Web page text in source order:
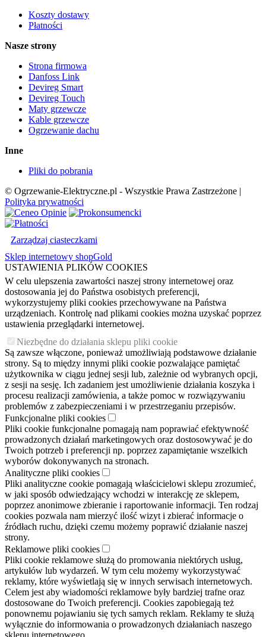
Koszty dostawy
Płatności
Nasze strony
Strona firmowa
Danfoss Link
Devireg Smart
Devireg Touch
Maty grzewcze
Kable grzewcze
Ogrzewanie dachu
Inne
Pliki do pobrania
© Ogrzewanie-Elektryczne.pl - Wszystkie Prawa Zastrzeżone |
Polityka prywatności
Zarządzaj ciasteczkami
Sklep internetowy shopGold
USTAWIENIA PLIKÓW COOKIES
W celu ulepszenia zawartości naszej strony internetowej oraz
dostosowania jej do Państwa osobistych preferencji,
wykorzystujemy pliki cookies przechowywane na Państwa
urządzeniach. Kontrolę nad plikami cookies można uzyskać poprzez
ustawienia przeglądarki internetowej.
Niezbędne do działania sklepu pliki cookie
Są zawsze włączone, ponieważ umożliwiają podstawowe działanie
strony. Są to między innymi pliki cookie pozwalające pamiętać
użytkownika w ciągu jednej sesji lub, zależnie od wybranych opcji,
z sesji na sesję. Ich zadaniem jest umożliwienie działania koszyka i
procesu realizacji zamówienia, a także pomoc w rozwiązywaniu
problemów z zabezpieczeniami i w przestrzeganiu przepisów.
Funkcjonalne pliki cookies
Pliki cookie funkcjonalne pomagają nam poprawiać efektywność
prowadzonych działań marketingowych oraz dostosowywać je do
Twoich potrzeb i preferencji np. poprzez zapamiętanie wszelkich
wyborów dokonywanych na stronach.
Analityczne pliki cookies
Pliki analityczne cookie pomagają właścicielowi sklepu zrozumieć,
w jaki sposób odwiedzający wchodzi w interakcję ze sklepem,
poprzez anonimowe zbieranie i raportowanie informacji. Ten rodzaj
cookies pozwala nam mierzyć ilość wizyt i zbierać informacje o
źródłach ruchu, dzięki czemu możemy poprawić działanie naszej
strony.
Reklamowe pliki cookies
Pliki cookie reklamowe służą do promowania niektórych usług,
artykułów lub wydarzeń. W tym celu możemy wykorzystywać
reklamy, które wyświetlają się w innych serwisach internetowych.
Celem jest aby wiadomości reklamowe były bardziej trafne oraz
dostosowane do Twoich preferencji. Cookies zapobiegają też
ponownemu pojawianiu się tych samych reklam. Reklamy te służą
wyłącznie do informowania o prowadzonych działaniach naszego
sklepu internetowego.